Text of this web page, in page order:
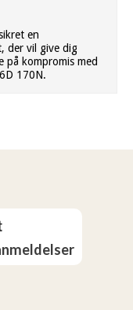
en
der vil give dig
på kompromis med
170N.